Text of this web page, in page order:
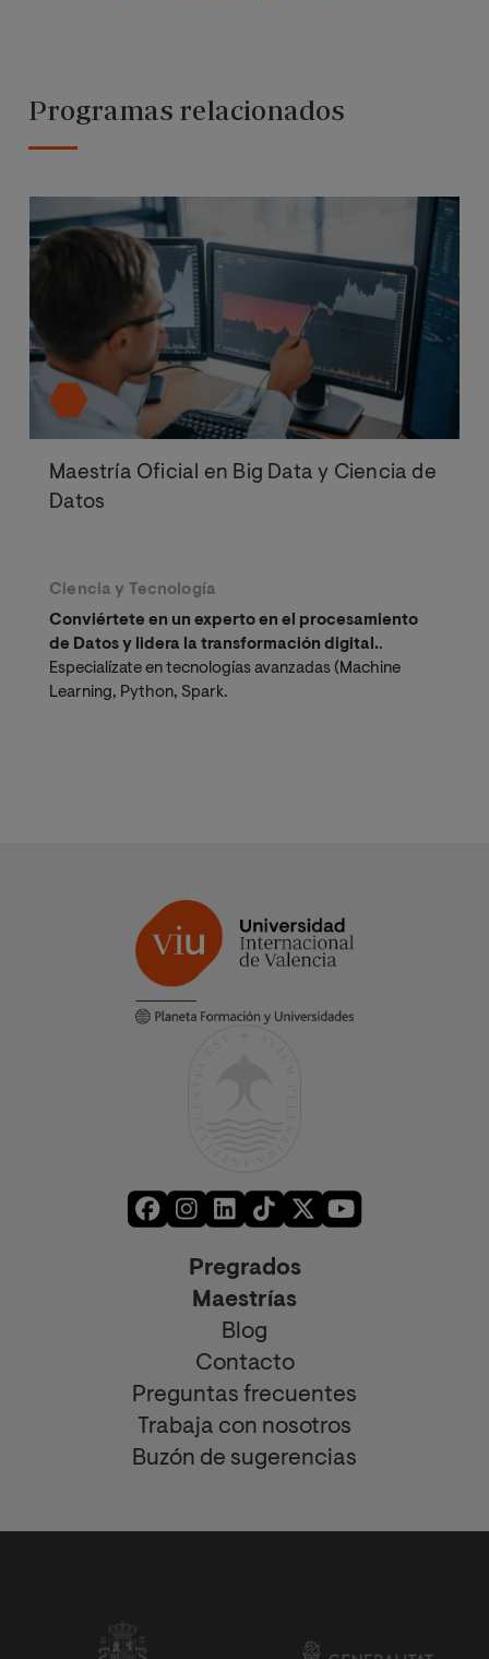
Programas relacionados
Maestría Oficial en Big Data y Ciencia de
Datos
Ciencia y Tecnología
Conviértete en un experto en el procesamiento
de Datos y lidera la transformación digital..
Especialízate en tecnologías avanzadas (Machine
Learning, Python, Spark.
Pregrados
Maestrías
Blog
Contacto
Preguntas frecuentes
Trabaja con nosotros
Buzón de sugerencias